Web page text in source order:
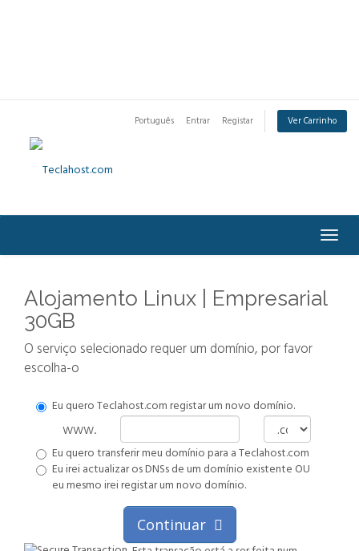
Português Entrar Registar Ver Carrinho
Alojamento Linux | Empresarial
30GB
O serviço selecionado requer um domínio, por favor
escolha-o
Eu quero Teclahost.com registar um novo domínio.
www.
Eu quero transferir meu domínio para a Teclahost.com
Eu irei actualizar os DNSs de um domínio existente OU
eu mesmo irei registar um novo domínio.
Continuar